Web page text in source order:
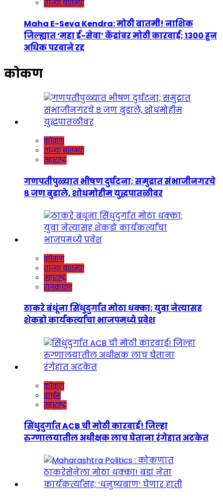
ताज्या बातम्या
Maha E-Seva Kendra: मोठी बातमी! नाशिक
जिल्ह्यात ‘महा ई-सेवा’ केंद्रांवर मोठी कारवाई; 1300 हून
अधिक परवाने रद्द
कोकण
कोकण
ताज्या बातम्या
महाराष्ट्र
गणपतीपुळ्यात भीषण दुर्घटना; समुद्रात संभाजीनगरचे
८ जण बुडाले, शोधमोहीम युद्धपातळीवर
कोकण
ताज्या बातम्या
महाराष्ट्र
राजकारण
ठाकरे बंधूंना सिंधुदुर्गात मोठा धक्का; युवा नेत्यासह
शेकडो कार्यकर्त्यांचा भाजपमध्ये प्रवेश
कोकण
क्राईम
महाराष्ट्र
सिंधुदुर्गात ACB ची मोठी कारवाई! जिल्हा
रुग्णालयातील अधीक्षक लाच घेताना रंगेहात अटकेत